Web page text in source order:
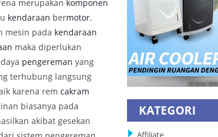
merupakan komponen
kendaraan bermotor.
mesin pada kendaraan
maka diperlukan
pengereman yang
terhubung langsung
karena rem cakram
biasanya pada
akibat gesekan
KATEGORI